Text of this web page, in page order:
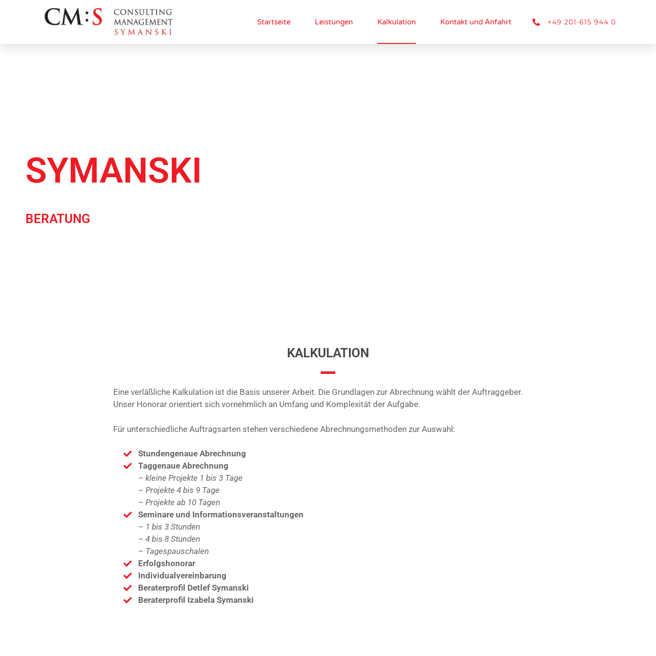
Startseite Leistungen Kalkulation Kontakt und Anfahrt +49 201-615 944 0
SYMANSKI
BERATUNG
KALKULATION
Eine verläßliche Kalkulation ist die Basis unserer Arbeit. Die Grundlagen zur Abrechnung wählt der Auftraggeber.
Unser Honorar orientiert sich vornehmlich an Umfang und Komplexität der Aufgabe.
Für unterschiedliche Auftragsarten stehen verschiedene Abrechnungsmethoden zur Auswahl:
Stundengenaue Abrechnung
Taggenaue Abrechnung
– kleine Projekte 1 bis 3 Tage
– Projekte 4 bis 9 Tage
– Projekte ab 10 Tagen
Seminare und Informationsveranstaltungen
– 1 bis 3 Stunden
– 4 bis 8 Stunden
– Tagespauschalen
Erfolgshonorar
Individualvereinbarung
Beraterprofil Detlef Symanski
Beraterprofil Izabela Symanski